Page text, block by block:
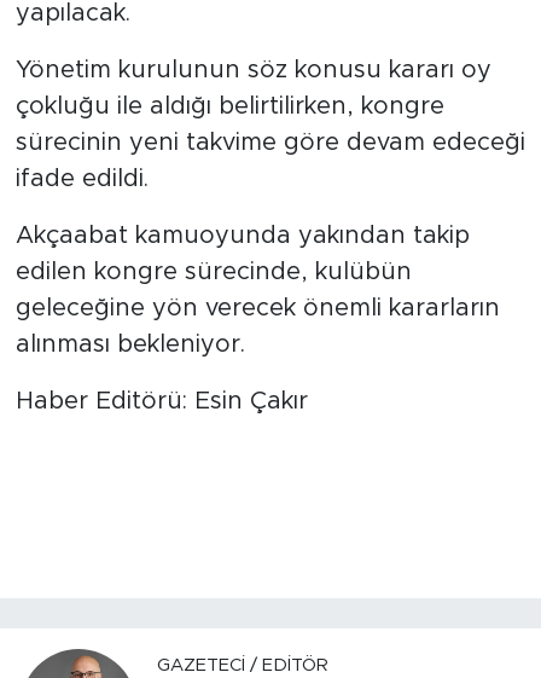
yapılacak.
Yönetim kurulunun söz konusu kararı oy
çokluğu ile aldığı belirtilirken, kongre
sürecinin yeni takvime göre devam edeceği
ifade edildi.
Akçaabat kamuoyunda yakından takip
edilen kongre sürecinde, kulübün
geleceğine yön verecek önemli kararların
alınması bekleniyor.
Haber Editörü: Esin Çakır
GAZETECI / EDITÖR